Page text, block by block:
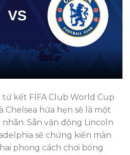
kết FIFA Club World Cup
Chelsea hứa hẹn sẽ là một
Sân vận động Lincoln
sẽ chứng kiến màn
phong cách chơi bóng